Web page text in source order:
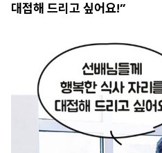
대접해 드리고 싶어요!”